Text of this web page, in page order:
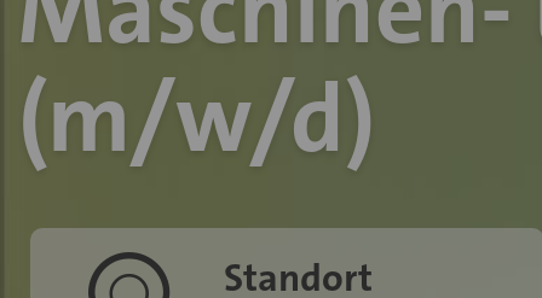
(m/w/d)
icon-icn-standort
Standort